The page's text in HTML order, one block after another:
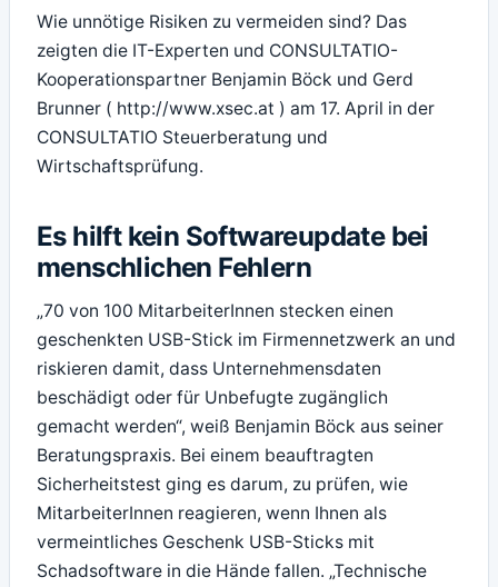
Wie unnötige Risiken zu vermeiden sind? Das
zeigten die IT-Experten und CONSULTATIO-
Kooperationspartner Benjamin Böck und Gerd
Brunner ( http://www.xsec.at ) am 17. April in der
CONSULTATIO Steuerberatung und
Wirtschaftsprüfung.
Es hilft kein Softwareupdate bei
menschlichen Fehlern
„70 von 100 MitarbeiterInnen stecken einen
geschenkten USB-Stick im Firmennetzwerk an und
riskieren damit, dass Unternehmensdaten
beschädigt oder für Unbefugte zugänglich
gemacht werden“, weiß Benjamin Böck aus seiner
Beratungspraxis. Bei einem beauftragten
Sicherheitstest ging es darum, zu prüfen, wie
MitarbeiterInnen reagieren, wenn Ihnen als
vermeintliches Geschenk USB-Sticks mit
Schadsoftware in die Hände fallen. „Technische